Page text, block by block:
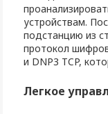
устройствам.
подстанцию из
протокол
и DNP3 TCP,
Легкое